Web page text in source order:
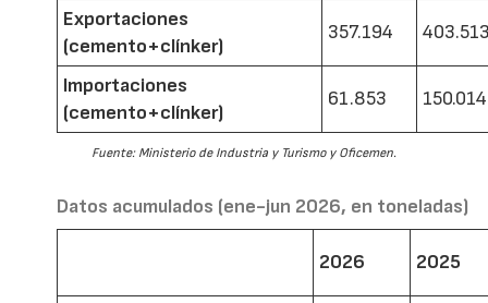
Exportaciones
(cemento+clínker)
357.194
Importaciones
(cemento+clínker)
61.853 150.014
Fuente: Ministerio de Industria y Turismo y Oficemen.
Datos acumulados (ene-jun 2026, en toneladas)
2026 2025